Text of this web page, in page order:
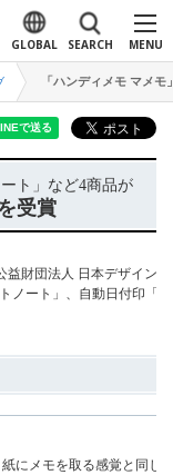
MENU
SEARCH
GLOBAL
「ハンディメモ マメ
ト」など4商品が
受賞
財団法人 日本デザイン
ノート」、自動日付印「
にメモを取る感覚と同じ